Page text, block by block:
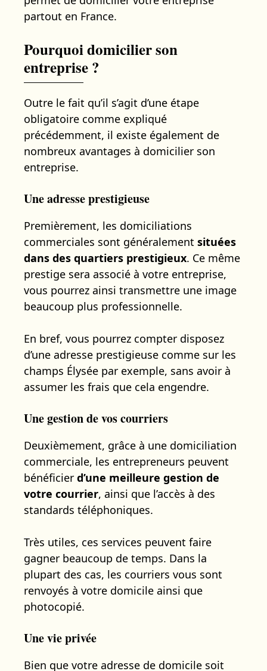
partout en France.
Pourquoi domicilier son
entreprise ?
Outre le fait qu’il s’agit d’une étape
obligatoire comme expliqué
précédemment, il existe également de
nombreux avantages à domicilier son
entreprise.
Une adresse prestigieuse
Premièrement, les domiciliations
commerciales sont généralement situées
dans des quartiers prestigieux. Ce même
prestige sera associé à votre entreprise,
vous pourrez ainsi transmettre une image
beaucoup plus professionnelle.
En bref, vous pourrez compter disposez
d’une adresse prestigieuse comme sur les
champs Élysée par exemple, sans avoir à
assumer les frais que cela engendre.
Une gestion de vos courriers
Deuxièmement, grâce à une domiciliation
commerciale, les entrepreneurs peuvent
bénéficier d’une meilleure gestion de
votre courrier, ainsi que l’accès à des
standards téléphoniques.
Très utiles, ces services peuvent faire
gagner beaucoup de temps. Dans la
plupart des cas, les courriers vous sont
renvoyés à votre domicile ainsi que
photocopié.
Une vie privée
Bien que votre adresse de domicile soit